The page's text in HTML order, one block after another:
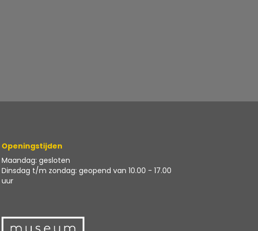
Openingstijden
Maandag: gesloten
Dinsdag t/m zondag: geopend van 10.00 - 17.00
uur